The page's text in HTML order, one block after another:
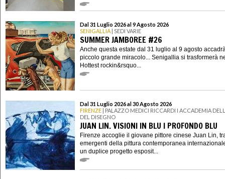
Dal 31 Luglio 2026 al 9 Agosto 2026
SENIGALLIA | SEDI VARIE
SUMMER JAMBOREE #26
Anche questa estate dal 31 luglio al 9 agosto
piccolo grande miracolo... Senigallia si trasformerà
Hottest rockin&rsquo...
Dal 31 Luglio 2026 al 30 Agosto 2026
FIRENZE | PALAZZO MEDICI RICCARDI I ACCADEMIA
DEL DISEGNO
JUAN LIN. VISIONI IN BLU I PROFONDO BLU
Firenze accoglie il giovane pittore cinese Juan Lin,
emergenti della pittura contemporanea
un duplice progetto esposit...